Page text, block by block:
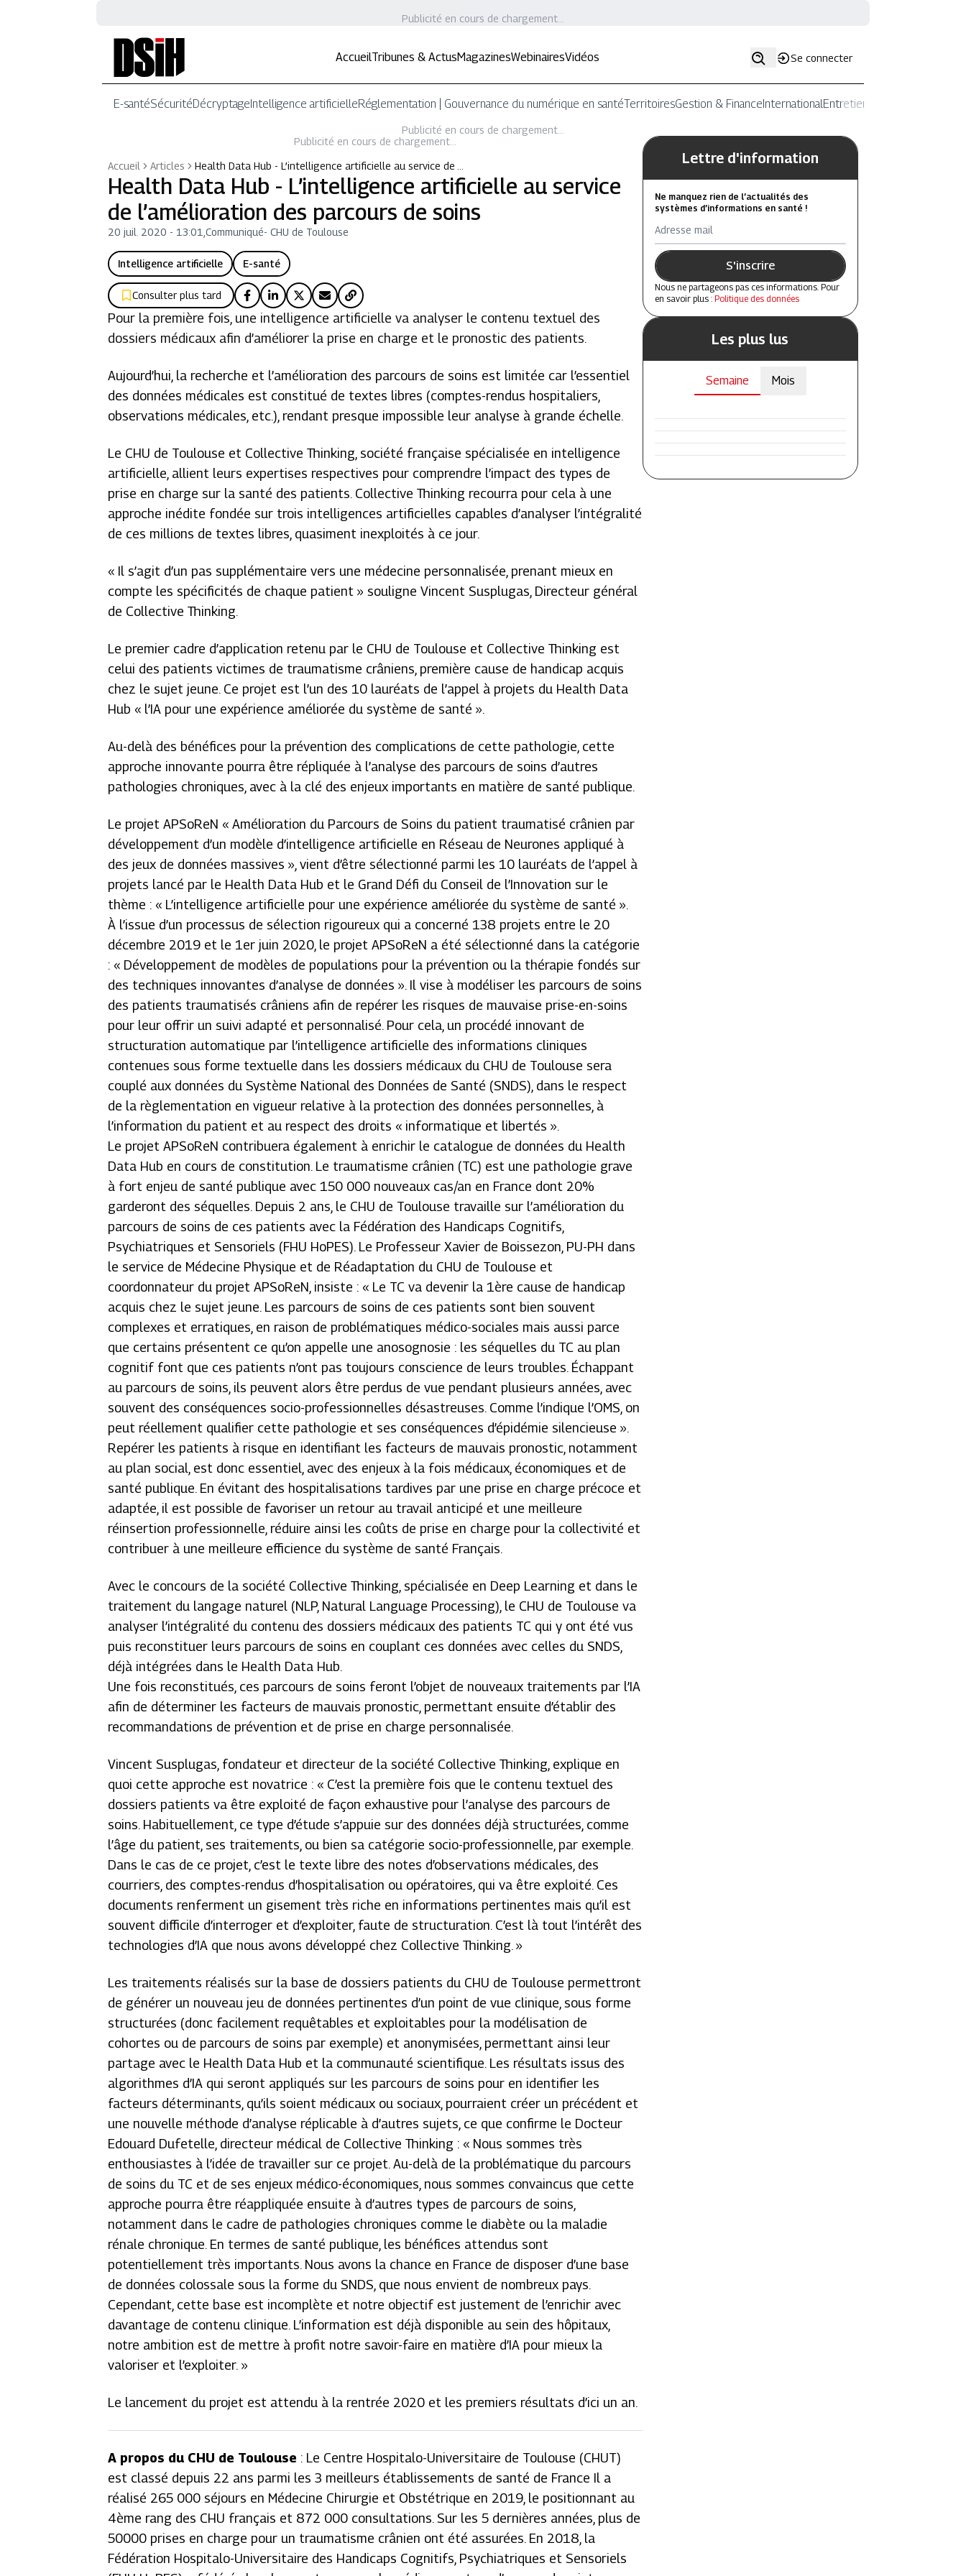
Publicité en cours de chargement...
AccueilTribunes & ActusMagazinesWebinairesVidéos Se connecter
E-santéSécuritéDécryptageIntelligence artificielleRéglementation | Gouvernance du numérique en santéTerritoiresGestion & FinanceInternationalEntretiens
Publicité en cours de chargement...
Publicité en cours de chargement...
Accueil
Articles Health Data Hub - L’intelligence artificielle au service de …
Health Data Hub - L’intelligence artificielle au service
de l’amélioration des parcours de soins
20 juil. 2020 - 13:01 ,Communiqué-CHU de Toulouse
Intelligence artificielle E-santé
Consulter plus tard
Pour la première fois, une intelligence artificielle va analyser le contenu textuel des
dossiers médicaux afin d’améliorer la prise en charge et le pronostic des patients.
Aujourd’hui, la recherche et l’amélioration des parcours de soins est limitée car l’essentiel
des données médicales est constitué de textes libres (comptes-rendus hospitaliers,
observations médicales, etc.), rendant presque impossible leur analyse à grande échelle.
Le CHU de Toulouse et Collective Thinking, société française spécialisée en intelligence
artificielle, allient leurs expertises respectives pour comprendre l’impact des types de
prise en charge sur la santé des patients. Collective Thinking recourra pour cela à une
approche inédite fondée sur trois intelligences artificielles capables d’analyser l’intégralité
de ces millions de textes libres, quasiment inexploités à ce jour.
« Il s’agit d’un pas supplémentaire vers une médecine personnalisée, prenant mieux en
compte les spécificités de chaque patient » souligne Vincent Susplugas, Directeur général
de Collective Thinking.
Le premier cadre d’application retenu par le CHU de Toulouse et Collective Thinking est
celui des patients victimes de traumatisme crâniens, première cause de handicap acquis
chez le sujet jeune. Ce projet est l’un des 10 lauréats de l’appel à projets du Health Data
Hub « l’IA pour une expérience améliorée du système de santé ».
Au-delà des bénéfices pour la prévention des complications de cette pathologie, cette
approche innovante pourra être répliquée à l’analyse des parcours de soins d’autres
pathologies chroniques, avec à la clé des enjeux importants en matière de santé publique.
Le projet APSoReN «Amélioration du Parcours de Soins du patient traumatisé crânien par
développement d’un modèle d’intelligence artificielle en Réseau de Neurones appliqué à
des jeux de données massives », vient d’être sélectionné parmi les 10 lauréats de l’appel à
projets lancé par le Health Data Hub et le Grand Défi du Conseil de l’Innovation sur le
thème : « L’intelligence artificielle pour une expérience améliorée du système de santé ».
À l’issue d’un processus de sélection rigoureux qui a concerné 138 projets entre le 20
décembre 2019 et le 1er juin 2020, le projet APSoReN a été sélectionné dans la catégorie
: « Développement de modèles de populations pour la prévention ou la thérapie fondés sur
des techniques innovantes d’analyse de données ». Il vise à modéliser les parcours de soins
des patients traumatisés crâniens afin de repérer les risques de mauvaise prise-en-soins
pour leur offrir un suivi adapté et personnalisé. Pour cela, un procédé innovant de
structuration automatique par l’intelligence artificielle des informations cliniques
contenues sous forme textuelle dans les dossiers médicaux du CHU de Toulouse sera
couplé aux données du Système National des Données de Santé (SNDS), dans le respect
de la règlementation en vigueur relative à la protection des données personnelles, à
l’information du patient et au respect des droits « informatique et libertés ».
Le projet APSoReN contribuera également à enrichir le catalogue de données du Health
Data Hub en cours de constitution. Le traumatisme crânien (TC) est une pathologie grave
à fort enjeu de santé publique avec 150 000 nouveaux cas/an en France dont 20%
garderont des séquelles. Depuis 2 ans, le CHU de Toulouse travaille sur l’amélioration du
parcours de soins de ces patients avec la Fédération des Handicaps Cognitifs,
Psychiatriques et Sensoriels (FHU HoPES). Le Professeur Xavier de Boissezon, PU-PH dans
le service de Médecine Physique et de Réadaptation du CHU de Toulouse et
coordonnateur du projet APSoReN, insiste : « Le TC va devenir la 1ère cause de handicap
acquis chez le sujet jeune. Les parcours de soins de ces patients sont bien souvent
complexes et erratiques, en raison de problématiques médico-sociales mais aussi parce
que certains présentent ce qu’on appelle une anosognosie : les séquelles du TC au plan
cognitif font que ces patients n’ont pas toujours conscience de leurs troubles. Échappant
au parcours de soins, ils peuvent alors être perdus de vue pendant plusieurs années, avec
souvent des conséquences socio-professionnelles désastreuses. Comme l’indique l’OMS, on
peut réellement qualifier cette pathologie et ses conséquences d’épidémie silencieuse ».
Repérer les patients à risque en identifiant les facteurs de mauvais pronostic, notamment
au plan social, est donc essentiel, avec des enjeux à la fois médicaux, économiques et de
santé publique. En évitant des hospitalisations tardives par une prise en charge précoce et
adaptée, il est possible de favoriser un retour au travail anticipé et une meilleure
réinsertion professionnelle, réduire ainsi les coûts de prise en charge pour la collectivité et
contribuer à une meilleure efficience du système de santé Français.
Avec le concours de la société Collective Thinking, spécialisée en Deep Learning et dans le
traitement du langage naturel (NLP, Natural Language Processing), le CHU de Toulouse va
analyser l’intégralité du contenu des dossiers médicaux des patients TC qui y ont été vus
puis reconstituer leurs parcours de soins en couplant ces données avec celles du SNDS,
déjà intégrées dans le Health Data Hub.
Une fois reconstitués, ces parcours de soins feront l’objet de nouveaux traitements par l’IA
afin de déterminer les facteurs de mauvais pronostic, permettant ensuite d’établir des
recommandations de prévention et de prise en charge personnalisée.
Vincent Susplugas, fondateur et directeur de la société Collective Thinking, explique en
quoi cette approche est novatrice : « C’est la première fois que le contenu textuel des
dossiers patients va être exploité de façon exhaustive pour l’analyse des parcours de
soins. Habituellement, ce type d’étude s’appuie sur des données déjà structurées, comme
l’âge du patient, ses traitements, ou bien sa catégorie socio-professionnelle, par exemple.
Dans le cas de ce projet, c’est le texte libre des notes d’observations médicales, des
courriers, des comptes-rendus d’hospitalisation ou opératoires, qui va être exploité. Ces
documents renferment un gisement très riche en informations pertinentes mais qu’il est
souvent difficile d’interroger et d’exploiter, faute de structuration. C’est là tout l’intérêt des
technologies d’IA que nous avons développé chez Collective Thinking. »
Les traitements réalisés sur la base de dossiers patients du CHU de Toulouse permettront
de générer un nouveau jeu de données pertinentes d’un point de vue clinique, sous forme
structurées (donc facilement requêtables et exploitables pour la modélisation de
cohortes ou de parcours de soins par exemple) et anonymisées, permettant ainsi leur
partage avec le Health Data Hub et la communauté scientifique. Les résultats issus des
algorithmes d’IA qui seront appliqués sur les parcours de soins pour en identifier les
facteurs déterminants, qu’ils soient médicaux ou sociaux, pourraient créer un précédent et
une nouvelle méthode d’analyse réplicable à d’autres sujets, ce que confirme le Docteur
Edouard Dufetelle, directeur médical de Collective Thinking : « Nous sommes très
enthousiastes à l’idée de travailler sur ce projet. Au-delà de la problématique du parcours
de soins du TC et de ses enjeux médico-économiques, nous sommes convaincus que cette
approche pourra être réappliquée ensuite à d’autres types de parcours de soins,
notamment dans le cadre de pathologies chroniques comme le diabète ou la maladie
rénale chronique. En termes de santé publique, les bénéfices attendus sont
potentiellement très importants. Nous avons la chance en France de disposer d’une base
de données colossale sous la forme du SNDS, que nous envient de nombreux pays.
Cependant, cette base est incomplète et notre objectif est justement de l’enrichir avec
davantage de contenu clinique. L’information est déjà disponible au sein des hôpitaux,
notre ambition est de mettre à profit notre savoir-faire en matière d’IA pour mieux la
valoriser et l’exploiter. »
Le lancement du projet est attendu à la rentrée 2020 et les premiers résultats d’ici un an.
A propos du CHU de Toulouse : Le Centre Hospitalo-Universitaire de Toulouse (CHUT)
est classé depuis 22 ans parmi les 3 meilleurs établissements de santé de France Il a
réalisé 265 000 séjours en Médecine Chirurgie et Obstétrique en 2019, le positionnant au
4ème rang des CHU français et 872 000 consultations. Sur les 5 dernières années, plus de
50000 prises en charge pour un traumatisme crânien ont été assurées. En 2018, la
Fédération Hospitalo-Universitaire des Handicaps Cognitifs, Psychiatriques et Sensoriels
Lettre d'information
Ne manquez rien de l’actualités des
systèmes d’informations en santé !
Adresse mail
S'inscrire
Nous ne partageons pas ces informations. Pour
en savoir plus : Politique des données
Les plus lus
Semaine Mois